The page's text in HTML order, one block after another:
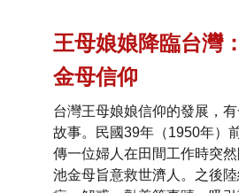
王母娘娘降臨台灣
金母信仰
台灣王母娘娘信仰的發展，
故事。民國39年（1950年）
傳一位婦人在田間工作時突
池金母旨意救世濟人。之後